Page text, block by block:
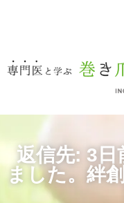
ホーム シェア
返信先: 3日
ました。絆